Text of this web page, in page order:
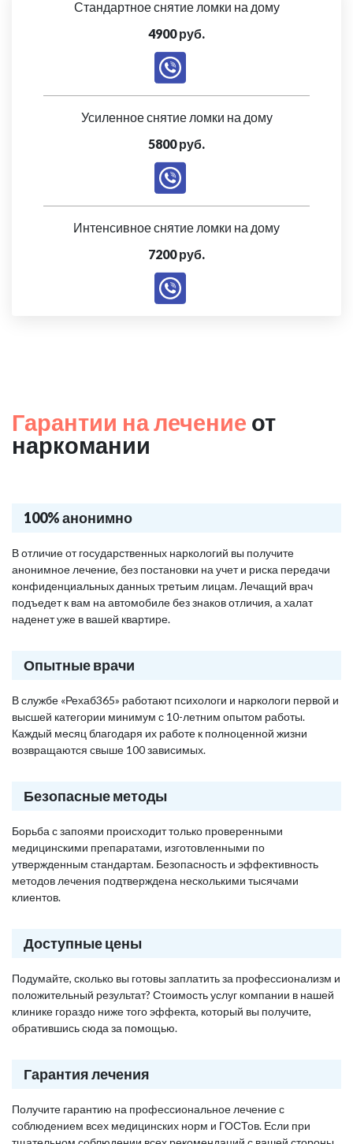
Стандартное снятие ломки на дому
4900 руб.
Усиленное снятие ломки на дому
5800 руб.
Интенсивное снятие ломки на дому
7200 руб.
Гарантии на лечение от
наркомании
100% анонимно
В отличие от государственных наркологий вы получите
анонимное лечение, без постановки на учет и риска передачи
конфиденциальных данных третьим лицам. Лечащий врач
подъедет к вам на автомобиле без знаков отличия, а халат
наденет уже в вашей квартире.
Опытные врачи
В службе «Рехаб365» работают психологи и наркологи первой и
высшей категории минимум с 10-летним опытом работы.
Каждый месяц благодаря их работе к полноценной жизни
возвращаются свыше 100 зависимых.
Безопасные методы
Борьба с запоями происходит только проверенными
медицинскими препаратами, изготовленными по
утвержденным стандартам. Безопасность и эффективность
методов лечения подтверждена несколькими тысячами
клиентов.
Доступные цены
Подумайте, сколько вы готовы заплатить за профессионализм и
положительный результат? Стоимость услуг компании в нашей
клинике гораздо ниже того эффекта, который вы получите,
обратившись сюда за помощью.
Гарантия лечения
Получите гарантию на профессиональное лечение с
соблюдением всех медицинских норм и ГОСТов. Если при